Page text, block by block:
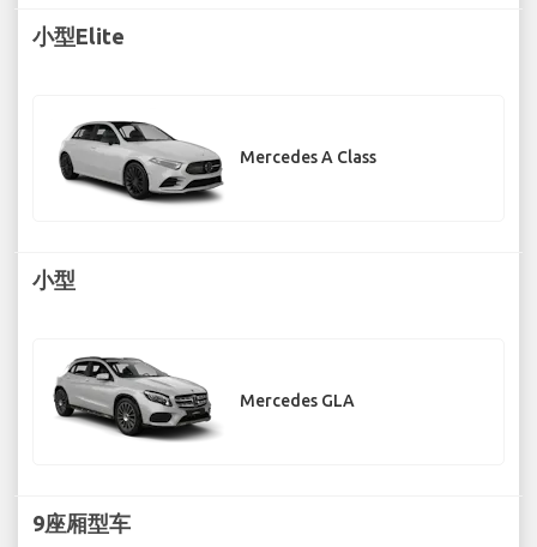
小型Elite
Mercedes A Class
小型
Mercedes GLA
9座厢型车